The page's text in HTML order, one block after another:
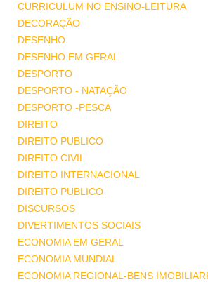
CURRICULUM NO ENSINO-LEITURA
DECORAÇÃO
DESENHO
DESENHO EM GERAL
DESPORTO
DESPORTO - NATAÇÃO
DESPORTO -PESCA
DIREITO
DIREITO PUBLICO
DIREITO CIVIL
DIREITO INTERNACIONAL
DIREITO PUBLICO
DISCURSOS
DIVERTIMENTOS SOCIAIS
ECONOMIA EM GERAL
ECONOMIA MUNDIAL
ECONOMIA REGIONAL-BENS